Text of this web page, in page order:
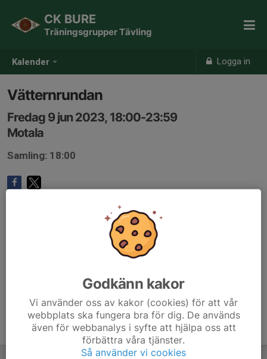
Kalender Logga in
CK BURE
Träningsgrupper Tävling
Vätternrundan
Fredag 9 jun 2023, 18:00-23:59
Motala
Samling: 18:00
Godkänn kakor
Vi använder oss av kakor (cookies) för att vår
webbplats ska fungera bra för dig. De används
även för webbanalys i syfte att hjälpa oss att
förbättra våra tjänster.
Så använder vi cookies